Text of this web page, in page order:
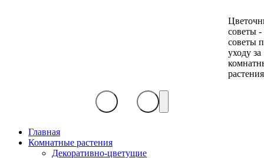
советы -
советы
уходу за
Главная
Комнатные растения
Декоративно-цветущие